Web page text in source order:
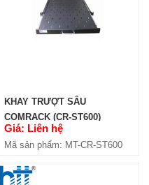
KHAY TRƯỢT SÂU
COMRACK (CR-ST600)
Giá: Liên hệ
Mã sản phẩm: MT-CR-ST600